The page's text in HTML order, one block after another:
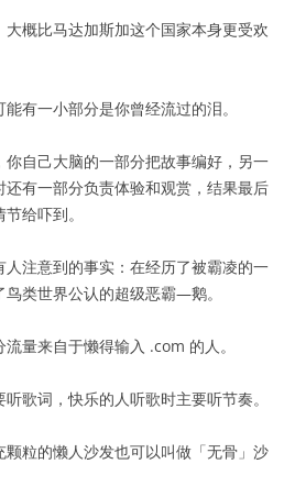
大概比马达加斯加这个国家本身更受欢
有一小部分是你曾经流过的泪。
你自己大脑的一部分把故事编好，另一
还有一部分负责体验和观赏，结果最后
给吓到。
人注意到的事实：在经历了被霸凌的一
类世界公认的超级恶霸—鹅。
量来自于懒得输入 .com 的人。
歌词，快乐的人听歌时主要听节奏。
颗粒的懒人沙发也可以叫做「无骨」沙